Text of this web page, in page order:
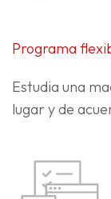
Programa
Estudia una
lugar y de